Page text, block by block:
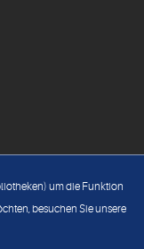
um die Funktion
besuchen Sie unsere